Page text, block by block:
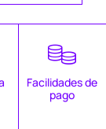
Facilidades de
pago